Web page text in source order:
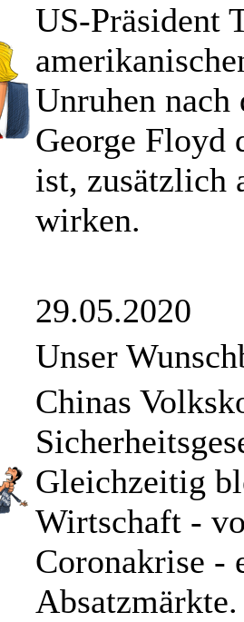
US-Präsident
Unruhen nach
George Floyd
ist, zusätzlich
wirken.
29.05.2020
Unser
Chinas
Gleichzeitig
Wirtschaft -
Coronakrise -
Absatzmärkte.